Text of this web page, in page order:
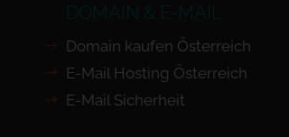
DOMAIN & E-MAIL
Domain kaufen Österreich
E-Mail Hosting Österreich
E-Mail Sicherheit